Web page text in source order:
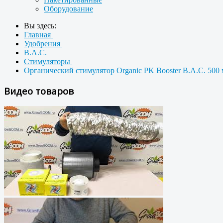
Оборудование
Вы здесь:
Главная
Удобрения
B.A.C.
Стимуляторы
Органический стимулятор Organic PK Booster B.A.C. 500
Видео товаров